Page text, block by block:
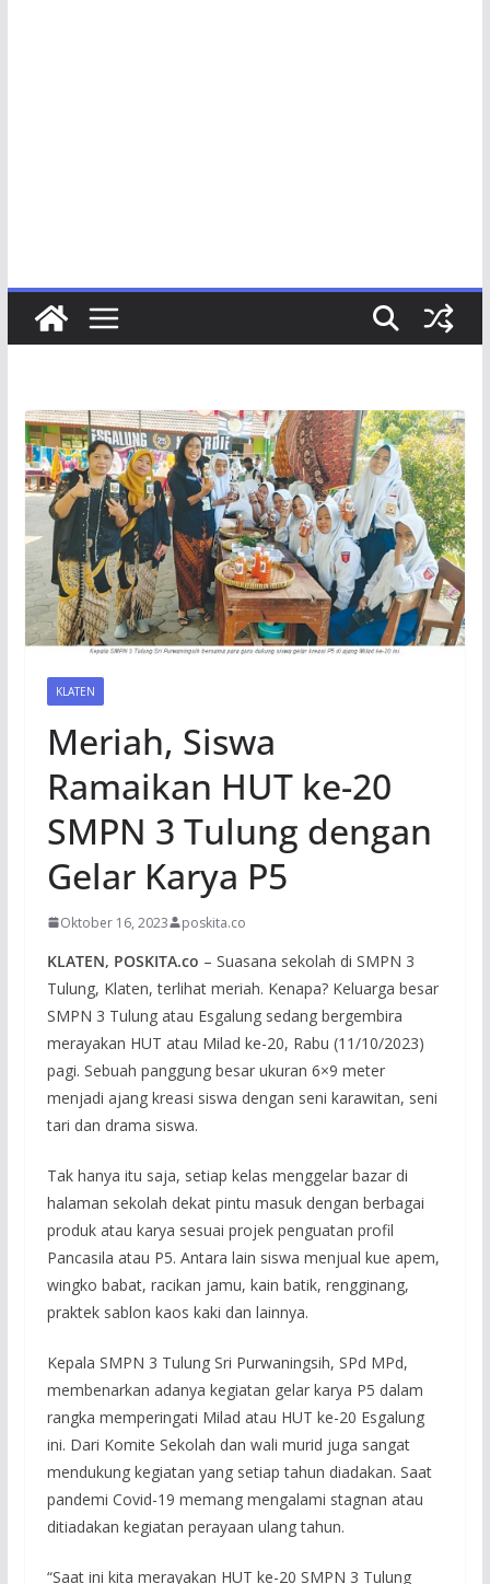
KLATEN
Meriah, Siswa
Ramaikan HUT ke-20
SMPN 3 Tulung dengan
Gelar Karya P5
Oktober 16, 2023 poskita.co
KLATEN, POSKITA.co – Suasana sekolah di SMPN 3
Tulung, Klaten, terlihat meriah. Kenapa? Keluarga besar
SMPN 3 Tulung atau Esgalung sedang bergembira
merayakan HUT atau Milad ke-20, Rabu (11/10/2023)
pagi. Sebuah panggung besar ukuran 6×9 meter
menjadi ajang kreasi siswa dengan seni karawitan, seni
tari dan drama siswa.
Tak hanya itu saja, setiap kelas menggelar bazar di
halaman sekolah dekat pintu masuk dengan berbagai
produk atau karya sesuai projek penguatan profil
Pancasila atau P5. Antara lain siswa menjual kue apem,
wingko babat, racikan jamu, kain batik, rengginang,
praktek sablon kaos kaki dan lainnya.
Kepala SMPN 3 Tulung Sri Purwaningsih, SPd MPd,
membenarkan adanya kegiatan gelar karya P5 dalam
rangka memperingati Milad atau HUT ke-20 Esgalung
ini. Dari Komite Sekolah dan wali murid juga sangat
mendukung kegiatan yang setiap tahun diadakan. Saat
pandemi Covid-19 memang mengalami stagnan atau
ditiadakan kegiatan perayaan ulang tahun.
“Saat ini kita merayakan HUT ke-20 SMPN 3 Tulung